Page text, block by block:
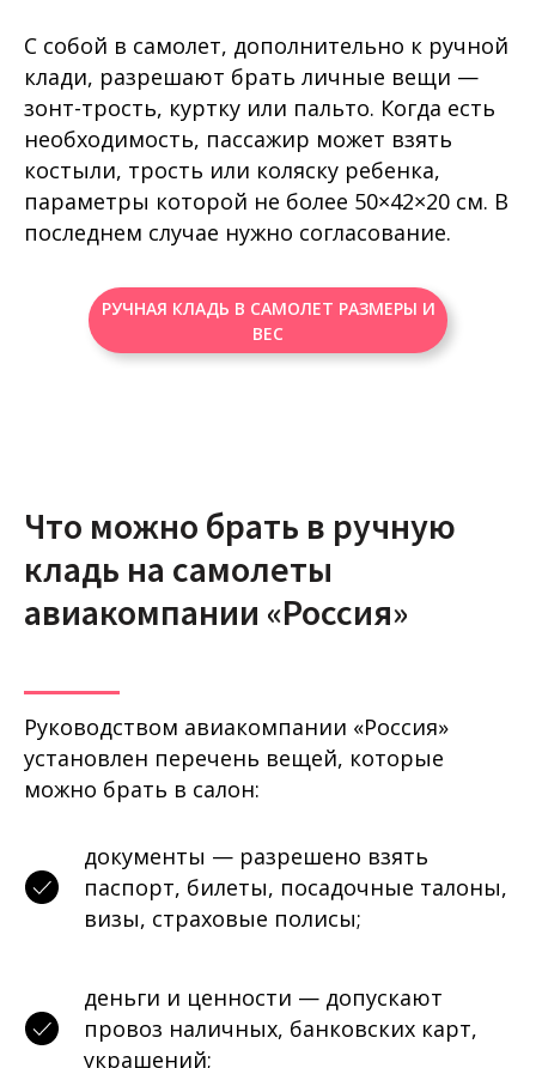
С собой в самолет, дополнительно к ручной
клади, разрешают брать личные вещи —
зонт-трость, куртку или пальто. Когда есть
необходимость, пассажир может взять
костыли, трость или коляску ребенка,
параметры которой не более 50×42×20 см. В
последнем случае нужно согласование.
РУЧНАЯ КЛАДЬ В САМОЛЕТ РАЗМЕРЫ И
ВЕС
Что можно брать в ручную
кладь на самолеты
авиакомпании «Россия»
Руководством авиакомпании «Россия»
установлен перечень вещей, которые
можно брать в салон:
документы — разрешено взять
паспорт, билеты, посадочные талоны,
визы, страховые полисы;
деньги и ценности — допускают
провоз наличных, банковских карт,
украшений;